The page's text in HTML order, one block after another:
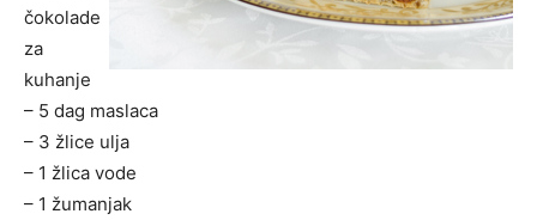
čokolade
za
kuhanje
– 5 dag maslaca
– 3 žlice ulja
– 1 žlica vode
– 1 žumanjak